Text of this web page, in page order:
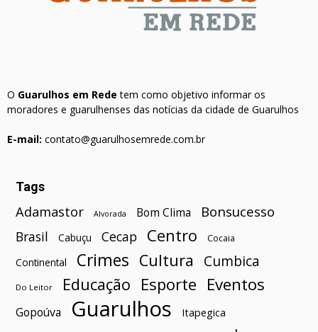
O Guarulhos em Rede tem como objetivo informar os
moradores e guarulhenses das notícias da cidade de Guarulhos
E-mail: contato@guarulhosemrede.com.br
Tags
Adamastor Alvorada Bom Clima Bonsucesso
Brasil Cabuçu Cecap Centro Cocaia
Continental Crimes Cultura Cumbica
Do Leitor Educação Esporte Eventos
Gopoúva Guarulhos Itapegica